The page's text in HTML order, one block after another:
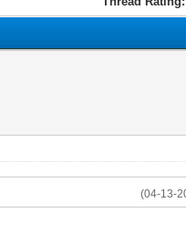
(04-13-